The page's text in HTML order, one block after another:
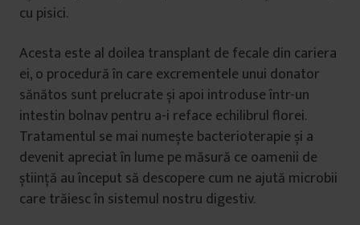
cu pisici.
Acesta este al doilea transplant de fecale din cariera
ei, o procedură în care excrementele unui donator
sănătos sunt prelucrate și apoi introduse într-un
intestin bolnav pentru a-i reface echilibrul florei.
Tratamentul se mai numește bacterioterapie și a
devenit apreciat în lume pe măsură ce oamenii de
știință au început să descopere cum ne ajută microbii
care trăiesc în sistemul nostru digestiv.